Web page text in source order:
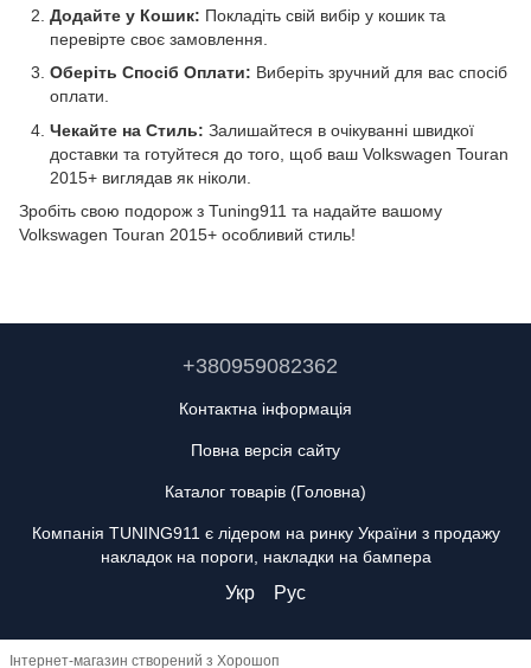
Додайте у Кошик: Покладіть свій вибір у кошик та
перевірте своє замовлення.
Оберіть Спосіб Оплати: Виберіть зручний для вас спосіб
оплати.
Чекайте на Стиль: Залишайтеся в очікуванні швидкої
доставки та готуйтеся до того, щоб ваш Volkswagen Touran
2015+ виглядав як ніколи.
Зробіть свою подорож з Tuning911 та надайте вашому
Volkswagen Touran 2015+ особливий стиль!
+380959082362
Контактна інформація
Повна версія сайту
Каталог товарів (Головна)
Компанія TUNING911 є лідером на ринку України з продажу
накладок на пороги, накладки на бампера
Укр Рус
Інтернет-магазин створений з Хорошоп